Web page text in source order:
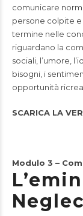
comunicare
persone colpite
termine nelle
riguardano la
sociali, l’umore,
bisogni, i
opportunità
SCARICA LA
Modulo 3 –